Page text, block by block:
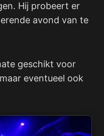
Hij probeert er
avond van te
geschikt voor
eventueel ook